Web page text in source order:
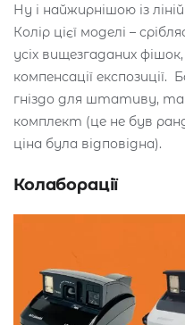
Ну і найжирнішою із
Колір цієї моделі –
усіх вищезгаданих
компенсації
гніздо для штативу,
комплект (це не був
ціна була відповідна).
Колаборації